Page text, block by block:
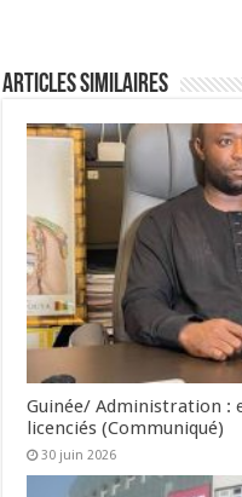
Articles Similaires
Guinée/ Administration :
licenciés (Communiqué)
30 juin 2026